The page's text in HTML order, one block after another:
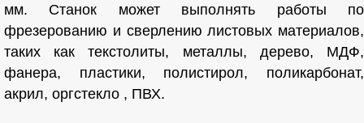
мм. Cтанок может выполнять работы по
фрезерованию и сверлению листовых материалов,
таких как текстолиты, металлы, дерево, МДФ,
фанера, пластики, полистирол, поликарбонат,
акрил, оргстекло , ПВХ.